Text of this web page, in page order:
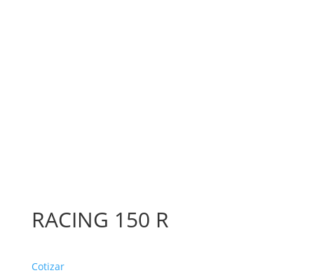
RACING 150 R
Cotizar